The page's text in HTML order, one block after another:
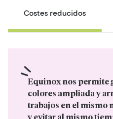
Costes reducidos
Equinox nos permite
colores ampliada y
trabajos en el mismo